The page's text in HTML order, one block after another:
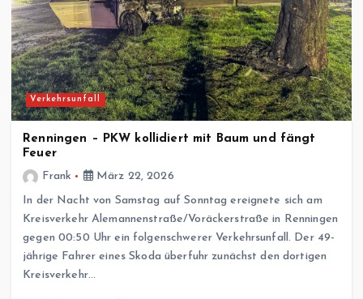
Verkehrsunfall
Renningen – PKW kollidiert mit Baum und fängt
Feuer
Frank
März 22, 2026
In der Nacht von Samstag auf Sonntag ereignete sich am
Kreisverkehr Alemannenstraße/Voräckerstraße in Renningen
gegen 00:50 Uhr ein folgenschwerer Verkehrsunfall. Der 49-
jährige Fahrer eines Skoda überfuhr zunächst den dortigen
Kreisverkehr…